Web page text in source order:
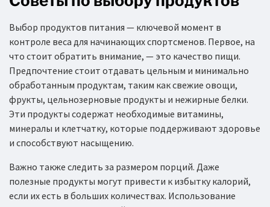
Выбор продуктов питания — ключевой момент в
контроле веса для начинающих спортсменов. Первое, на
что стоит обратить внимание, — это качество пищи.
Предпочтение стоит отдавать цельным и минимально
обработанным продуктам, таким как свежие овощи,
фрукты, цельнозерновые продукты и нежирные белки.
Эти продукты содержат необходимые витамины,
минералы и клетчатку, которые поддерживают здоровье
и способствуют насыщению.
Важно также следить за размером порций. Даже
полезные продукты могут привести к избытку калорий,
если их есть в больших количествах. Использование